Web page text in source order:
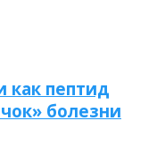
пептид
болезни